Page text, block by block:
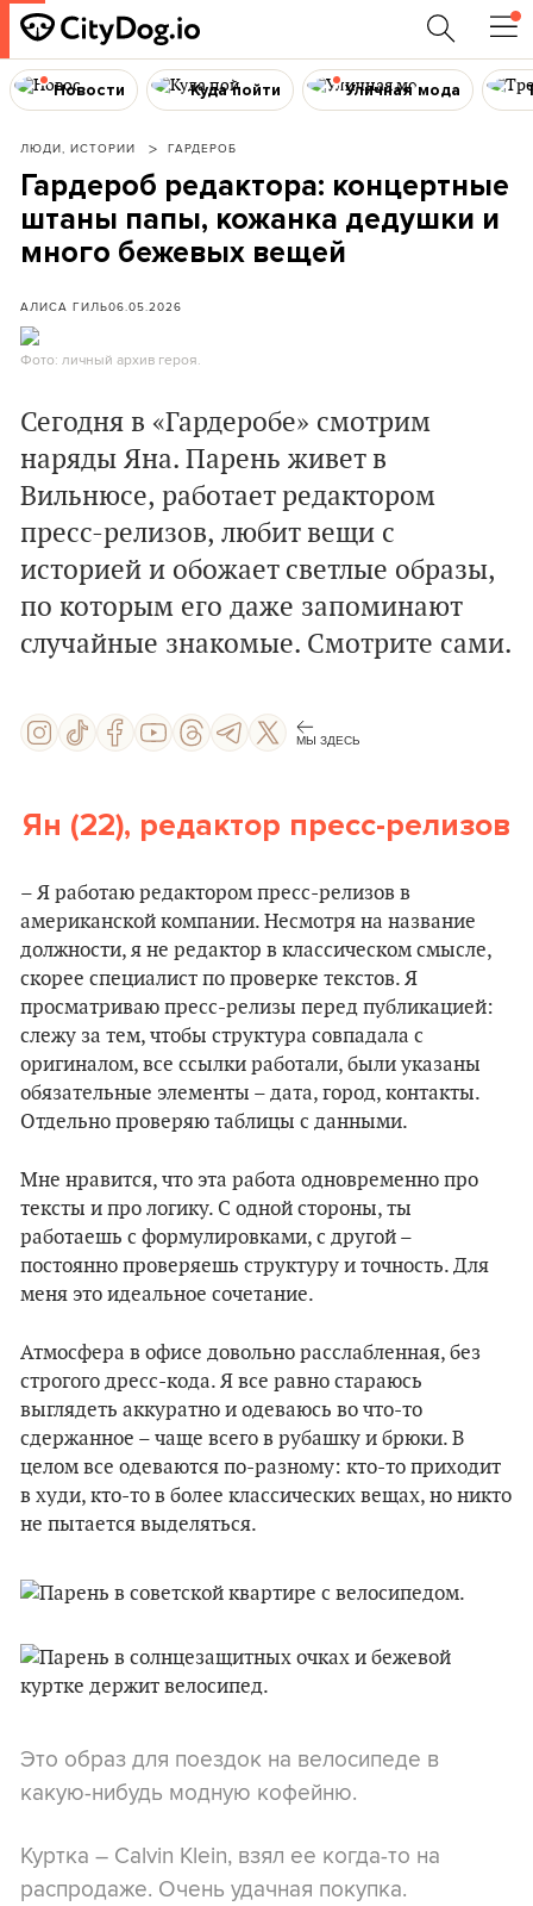
Новости Куда пойти Уличная мода
ЛЮДИ, ИСТОРИИ ГАРДЕРОБ
Гардероб редактора: концертные
штаны папы, кожанка дедушки и
много бежевых вещей
АЛИСА ГИЛЬ06.05.2026
Фото: личный архив героя.
Сегодня в «Гардеробе» смотрим
наряды Яна. Парень живет в
Вильнюсе, работает редактором
пресс-релизов, любит вещи с
историей и обожает светлые образы,
по которым его даже запоминают
случайные знакомые. Смотрите сами.
МЫ ЗДЕСЬ
Ян (22), редактор пресс-релизов
– Я работаю редактором пресс-релизов в
американской компании. Несмотря на название
должности, я не редактор в классическом смысле,
скорее специалист по проверке текстов. Я
просматриваю пресс-релизы перед публикацией:
слежу за тем, чтобы структура совпадала с
оригиналом, все ссылки работали, были указаны
обязательные элементы – дата, город, контакты.
Отдельно проверяю таблицы с данными.
Мне нравится, что эта работа одновременно про
тексты и про логику. С одной стороны, ты
работаешь с формулировками, с другой –
постоянно проверяешь структуру и точность. Для
меня это идеальное сочетание.
Атмосфера в офисе довольно расслабленная, без
строгого дресс-кода. Я все равно стараюсь
выглядеть аккуратно и одеваюсь во что-то
сдержанное – чаще всего в рубашку и брюки. В
целом все одеваются по-разному: кто-то приходит
в худи, кто-то в более классических вещах, но никто
не пытается выделяться.
Это образ для поездок на велосипеде в
какую-нибудь модную кофейню.
Куртка – Calvin Klein, взял ее когда-то на
распродаже. Очень удачная покупка.